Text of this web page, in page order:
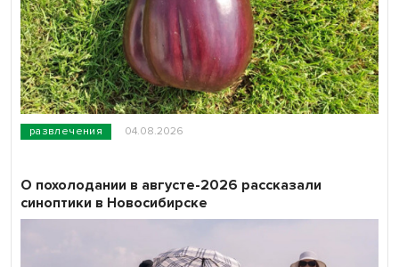
развлечения 04.08.2026
О похолодании в августе-2026 рассказали
синоптики в Новосибирске